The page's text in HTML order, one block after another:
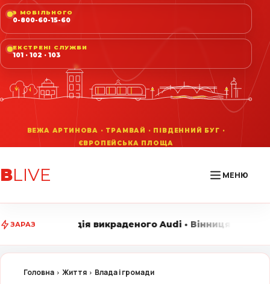
З МОБІЛЬНОГО
0-800-60-15-60
ЕКСТРЕНІ СЛУЖБИ
101 · 102 · 103
ВLIVE МЕНЮ
ЗАРАЗ Audi • Вінниця LIVE стежить за
Головна Життя Влада і громади